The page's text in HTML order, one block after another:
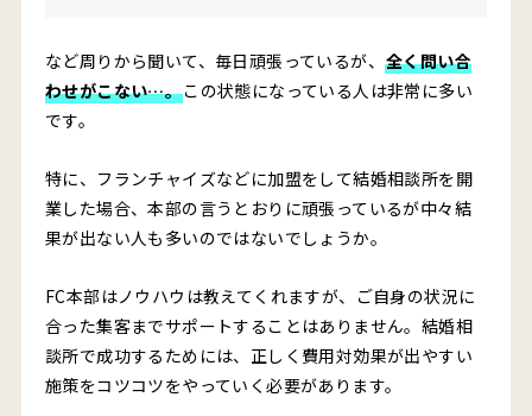
など周りから聞いて、毎日頑張っているが、 全く問い合
わせがこない…。この状態になっている人は非常に多い
です。
特に、フランチャイズなどに加盟をして結婚相談所を開
業した場合、本部の言うとおりに頑張っているが中々結
果が出ない人も多いのではないでしょうか。
FC本部はノウハウは教えてくれますが、ご自身の状況に
合った集客までサポートすることはありません。結婚相
談所で成功するためには、正しく費用対効果が出やすい
施策をコツコツをやっていく必要があります。